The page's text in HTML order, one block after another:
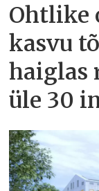
Ohtlike
kasvu
haiglas
üle 30